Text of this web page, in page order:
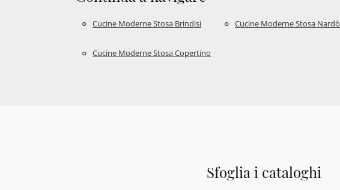
Cucine Moderne Stosa Brindisi Cucine Moderne Stosa Nardò
Cucine Moderne Stosa Copertino
Sfoglia i cataloghi